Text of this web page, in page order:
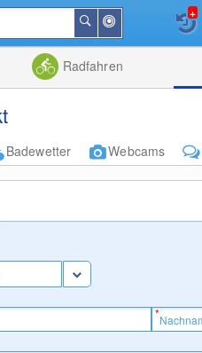
der
Suchen
+
Radfahren
Badewetter Webcams